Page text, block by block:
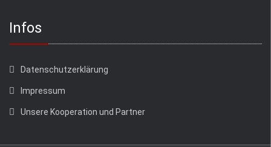
Infos
Datenschutzerklärung
Impressum
Unsere Kooperation und Partner